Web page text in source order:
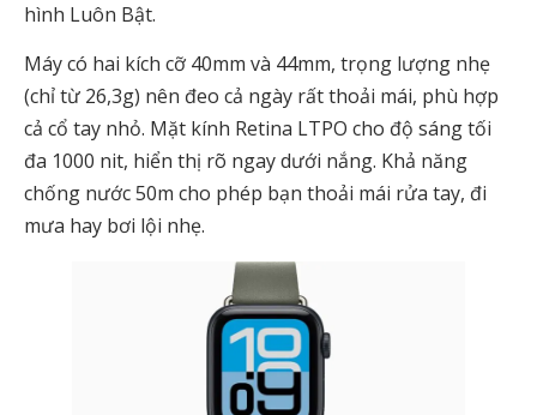
hình Luôn Bật.
Máy có hai kích cỡ 40mm và 44mm, trọng lượng nhẹ
(chỉ từ 26,3g) nên đeo cả ngày rất thoải mái, phù hợp
cả cổ tay nhỏ. Mặt kính Retina LTPO cho độ sáng tối
đa 1000 nit, hiển thị rõ ngay dưới nắng. Khả năng
chống nước 50m cho phép bạn thoải mái rửa tay, đi
mưa hay bơi lội nhẹ.